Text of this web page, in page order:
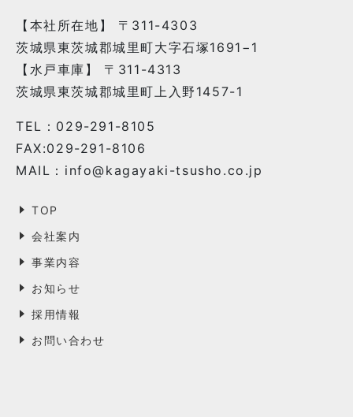
【本社所在地】 〒311-4303
茨城県東茨城郡城里町大字石塚1691−1
【水戸車庫】 〒311-4313
茨城県東茨城郡城里町上入野1457-1
TEL：029-291-8105
FAX:029-291-8106
MAIL：info@kagayaki-tsusho.co.jp
TOP
会社案内
事業内容
お知らせ
採用情報
お問い合わせ